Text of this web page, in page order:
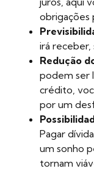
obrigações
irá
Redução
podem ser
crédito,
por um
Pagar
um sonho
tornam